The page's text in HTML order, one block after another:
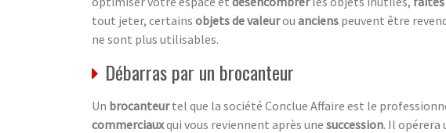
tout jeter, certains objets de valeurou anciens peuvent être
ne sont plus utilisables.
Débarras par un brocanteur
Un brocanteurtel que la société Conclue Affaire est le
commerciauxqui vous reviennent après une succession. Il opérera